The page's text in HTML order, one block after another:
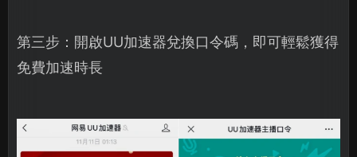
第三步：開啟UU加速器兌換口令碼，即可輕鬆獲得
免費加速時長